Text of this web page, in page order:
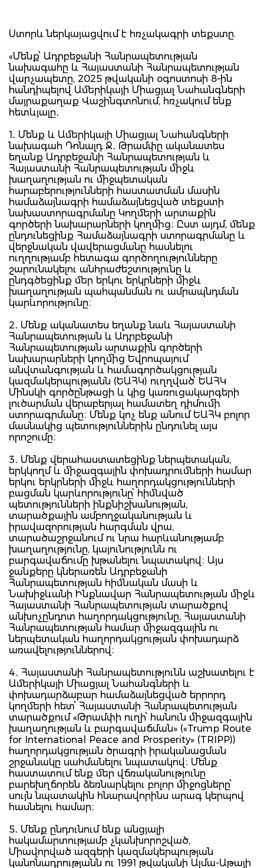
Ստորև ներկայացվում է հռչակագրի տեքստը.
«Մենք՝ Ադրբեջանի Հանրապետության
նախագահը և Հայաստանի Հանրապետության
վարչապետը, 2025 թվականի օգոստոսի 8–ին
հանդիպելով Ամերիկայի Միացյալ Նահանգների
մայրաքաղաք Վաշինգտոնում, հռչակում ենք
հետևյալը․
1․ Մենք և Ամերիկայի Միացյալ Նահանգների
նախագահ Դոնալդ Ջ․ Թրամփը ականատես
եղանք Ադրբեջանի Հանրապետության և
Հայաստանի Հանրապետության միջև
խաղաղության ու միջպետական
հարաբերությունների հաստատման մասին
համաձայնագրի համաձայնեցված տեքստի
նախաստորագրմանը Կողմերի արտաքին
գործերի նախարարների կողմից։ Ըստ այդմ, մենք
ընդունեցինք Համաձայնագրի ստորագրմանը և
վերջնական վավերացմանը հասնելու
ուղղությամբ հետագա գործողությունները
շարունակելու անհրաժեշտությունը և
ընդգծեցինք մեր երկու երկրների միջև
խաղաղության պահպանման ու ամրապնդման
կարևորությունը։
2․ Մենք ականատես եղանք նաև Հայաստանի
Հանրապետության և Ադրբեջանի
Հանրապետության արտաքին գործերի
նախարարների կողմից Եվրոպայում
անվտանգության և համագործակցության
կազմակերպությանն (ԵԱՀԿ) ուղղված՝ ԵԱՀԿ
Մինսկի գործընթացի և կից կառուցակարգերի
լուծարման վերաբերյալ համատեղ դիմումի
ստորագրմանը։ Մենք կոչ ենք անում ԵԱՀԿ բոլոր
մասնակից պետություններին ընդունել այս
որոշումը։
3․ Մենք վերահաստատեցինք ներպետական,
երկկողմ և միջազգային փոխադրումների համար
երկու երկրների միջև հաղորդակցությունների
բացման կարևորությունը՝ հիմնված
պետությունների ինքնիշխանության,
տարածքային ամբողջականության և
իրավազորության հարգման վրա,
տարածաշրջանում ու նրա հարևանությամբ
խաղաղությունը, կայունությունն ու
բարգավաճումը խթանելու նպատակով։ Այս
ջանքերը կներառեն Ադրբեջանի
Հանրապետության հիմնական մասի և
Նախիջևանի Ինքնավար Հանրապետության միջև
Հայաստանի Հանրապետության տարածքով
անխոչընդոտ հաղորդակցությունը, Հայաստանի
Հանրապետության համար միջազգային ու
ներպետական հաղորդակցության փոխադարձ
առավելություններով։
4․ Հայաստանի Հանրապետությունն աշխատելու է
Ամերիկայի Միացյալ Նահանգների և
փոխադարձաբար համաձայնեցված երրորդ
կողմերի հետ՝ Հայաստանի Հանրապետության
տարածքում «Թրամփի ուղի՝ հանուն միջազգային
խաղաղության և բարգավաճման» («Trump Route
for International Peace and Prosperity» (TRIPP))
հաղորդակցության ծրագրի իրականացման
շրջանակը սահմանելու նպատակով։ Մենք
հաստատում ենք մեր վճռականությունը
բարեխղճորեն ձեռնարկելու բոլոր միջոցները՝
սույն նպատակին հնարավորինս արագ կերպով
հասնելու համար։
5․ Մենք ընդունում ենք անցյալի
հակամարտությամբ չկանխորոշված,
Միավորված ազգերի կազմակերպության
կանոնադրությանն ու 1991 թվականի Ալմա-Աթայի